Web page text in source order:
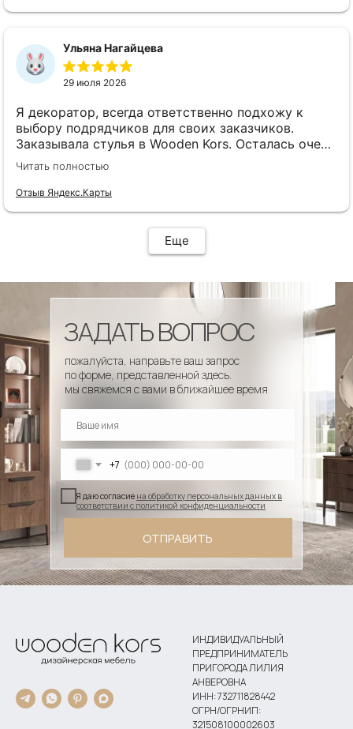
Ульяна Нагайцева
29 июля 2026
Я декоратор, всегда ответственно подхожу к
выбору подрядчиков для своих заказчиков.
Заказывала стулья в Wooden Kors. Осталась очень
довольна качеством, скоростью исполнения,
доставкой! А особенно
клиентоориентированностью менеджеров. Все
удобством гостей! Особенно приятно было то, что
по запросу выслали образцы тканей обивки и я
сочетающееся с основным текстилем ресторана.
Читать полностью
Отзыв Яндекс.Карты
Еще
+7
Я даю согласие на обработку персональных данных в
соответствии с политикой конфиденциальности
ОТПРАВИТЬ
пожалуйста, направьте ваш запрос
по форме, представленной здесь.
мы свяжемся с вами в ближайшее время
ЗАДАТЬ ВОПРОС
ИНДИВИДУАЛЬНЫЙ
ПРЕДПРИНИМАТЕЛЬ
ПРИГОРОДА ЛИЛИЯ
АНВЕРОВНА
ИНН: 732711828442
ОГРН/ОГРНИП:
321508100002603